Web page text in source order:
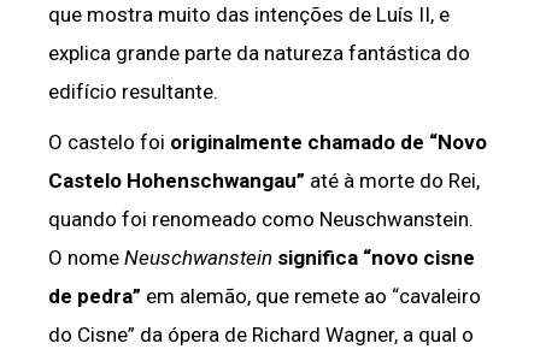
que mostra muito das intenções de Luís II, e
explica grande parte da natureza fantástica do
edifício resultante.
O castelo foi originalmente chamado de “Novo
Castelo Hohenschwangau” até à morte do Rei,
quando foi renomeado como Neuschwanstein.
O nome Neuschwanstein significa “novo cisne
de pedra” em alemão, que remete ao “cavaleiro
do Cisne” da ópera de Richard Wagner, a qual o